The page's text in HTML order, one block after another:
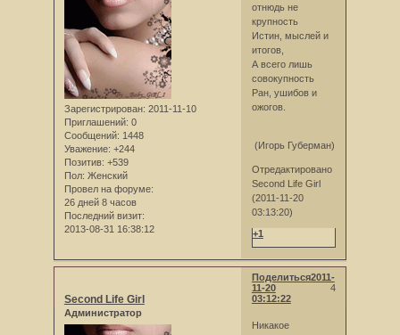
Зарегистрирован: 2011-11-10
Приглашений: 0
Сообщений: 1448
Уважение: +244
Позитив: +539
Пол: Женский
Провел на форуме:
26 дней 8 часов
Последний визит:
2013-08-31 16:38:12
отнюдь не
крупность
Истин, мыслей и
итогов,
А всего лишь
совокупность
Ран, ушибов и
ожогов.
(Игорь Губерман)
Отредактировано
Second Life Girl
(2011-11-20
03:13:20)
+1
Поделиться
4
2011-
11-20
03:12:22
Second Life Girl
Администратор
Никакое